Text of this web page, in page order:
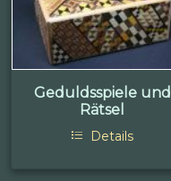
Geduldsspiele und
Rätsel
Details